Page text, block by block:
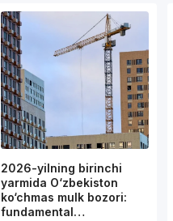
2026-yilning birinchi
yarmida O‘zbekiston
ko‘chmas mulk bozori:
fundamental…